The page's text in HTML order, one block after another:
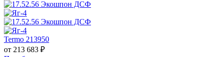
Termo 213950
от 213 683 ₽